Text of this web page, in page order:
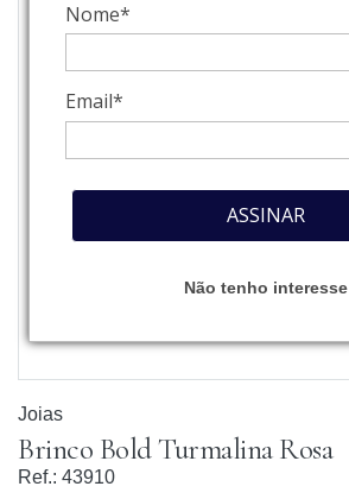
Nome*
Email*
ASSINAR
Não tenho interesse
Joias
Brinco Bold Turmalina Rosa
Ref.: 43910